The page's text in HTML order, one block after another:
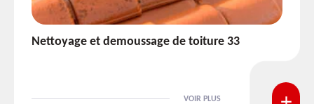
Etanchéité toiture 33
VOIR PLUS